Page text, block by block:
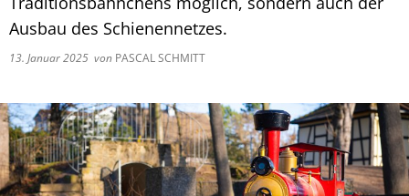
Ausbau des Schienennetzes.
13. Januar 2025 von PASCAL SCHMITT